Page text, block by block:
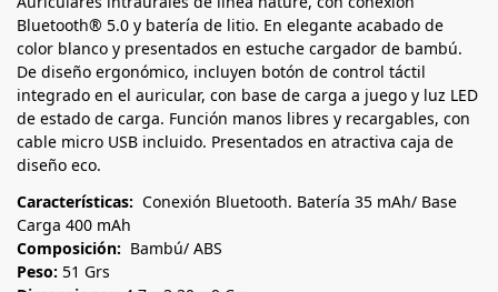
Bluetooth® 5.0 y batería de litio. En elegante acabado de
color blanco y presentados en estuche cargador de bambú.
De diseño ergonómico, incluyen botón de control táctil
integrado en el auricular, con base de carga a juego y luz LED
de estado de carga. Función manos libres y recargables, con
cable micro USB incluido. Presentados en atractiva caja de
diseño eco.
Características: Conexión Bluetooth. Batería 35 mAh/ Base
Carga 400 mAh
Composición: Bambú/ ABS
Peso: 51 Grs